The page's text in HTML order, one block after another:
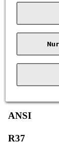
In diesem
H7 Long
Marke /
ANSI
R37